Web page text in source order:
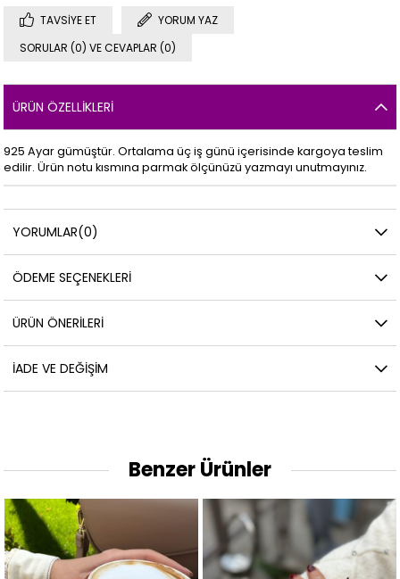
TAVSIYE ET
YORUM YAZ
SORULAR (0) VE CEVAPLAR (0)
ÜRÜN ÖZELLIKLERI
925 Ayar gümüştür. Ortalama üç iş günü içerisinde kargoya teslim
edilir. Ürün notu kısmına parmak ölçünüzü yazmayı unutmayınız.
YORUMLAR(0)
ÖDEME SEÇENEKLERI
ÜRÜN ÖNERILERI
İADE VE DEĞIŞIM
Benzer Ürünler